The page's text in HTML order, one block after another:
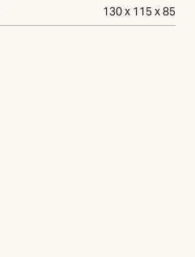
130 x 115 x 85